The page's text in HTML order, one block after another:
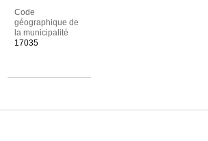
Code
géographique de
la municipalité
17035